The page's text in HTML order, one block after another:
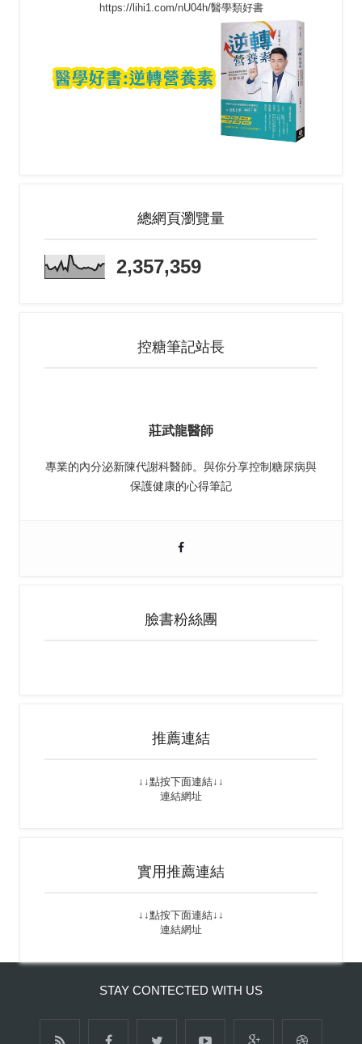
https://lihi1.com/nU04h/醫學類好書
總網頁瀏覽量
2,357,359
控糖筆記站長
莊武龍醫師
專業的內分泌新陳代謝科醫師。與你分享控制糖尿病與
保護健康的心得筆記
臉書粉絲團
推薦連結
↓↓點按下面連結↓↓
連結網址
實用推薦連結
↓↓點按下面連結↓↓
連結網址
STAY CONTECTED WITH US